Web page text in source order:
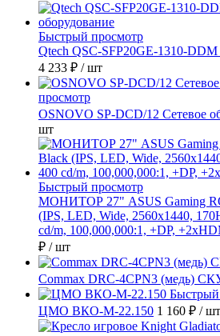
Быстрый просмотр
Qtech QSC-SFP20GE-1310-DDM
4 233 ₽ / шт
просмотр
OSNOVO SP-DCD/12 Сетевое
шт
Быстрый просмотр
МОНИТОР 27" ASUS Gaming
(IPS, LED, Wide, 2560x1440,
cd/m, 100,000,000:1, +DP,
₽ / шт
Commax DRC-4CPN3 (медь)
ЦМО ВКО-М-22.150 1 160 ₽ / шт